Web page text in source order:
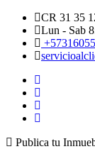
CR 31 35
Lun - Sab
Publica tu